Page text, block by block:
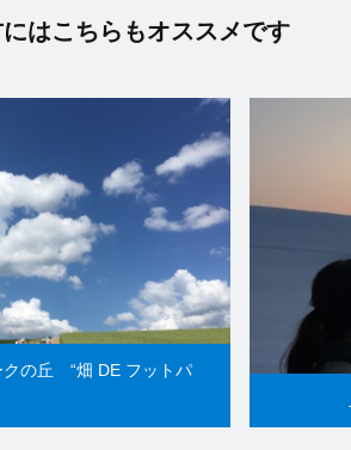
はこちらもオススメです
クの丘 “畑 DE フットパ